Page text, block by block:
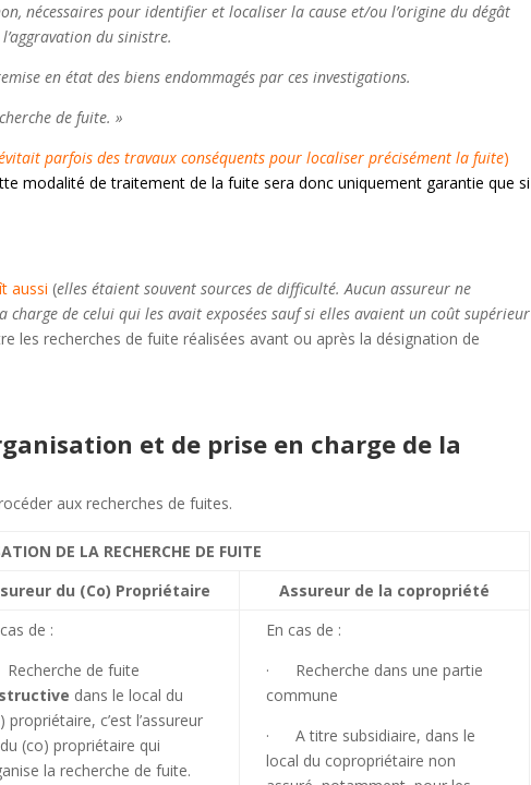
nécessaires pour identifier et localiser la cause et/ou l’origine du dégât
du sinistre.
en état des biens endommagés par ces investigations.
de fuite. »
parfois des travaux conséquents pour localiser précisément la fuite)
modalité de traitement de la fuite sera donc uniquement garantie que si
aussi (elles étaient souvent sources de difficulté. Aucun assureur ne
de celui qui les avait exposées sauf si elles avaient un coût supérieur
les recherches de fuite réalisées avant ou après la désignation de
et de prise en charge de la
aux recherches de fuites.
DE LA RECHERCHE DE FUITE
du (Co) Propriétaire
Assureur de la copropriété
de :
de fuite
dans le local du
propriétaire, c’est l’assureur
(co) propriétaire qui
la recherche de fuite.
En cas de :
· Recherche dans une partie
commune
· A titre subsidiaire, dans le
local du copropriétaire non